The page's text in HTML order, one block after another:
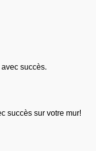
succès.
succès sur votre mur!